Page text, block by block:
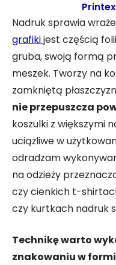
Nadruk sprawia
grafikijest częścią
gruba, swoją formą
meszek. Tworzy na
zamkniętą
nie przepuszcza
koszulki z większymi
uciążliwe w
odradzam
na odzieży
czy cienkich t-
czy kurtkach nadruk
Technikę warto
znakowaniu w